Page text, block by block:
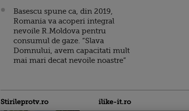
Basescu spune ca, din 2019,
Romania va acoperi integral
nevoile R.Moldova pentru
consumul de gaze. “Slava
Domnului, avem capacitati mult
mai mari decat nevoile noastre”
Stirileprotv.ro ilike-it.ro